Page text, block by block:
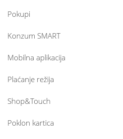
Pokupi
Konzum SMART
Mobilna aplikacija
Plaćanje režija
Shop&Touch
Poklon kartica